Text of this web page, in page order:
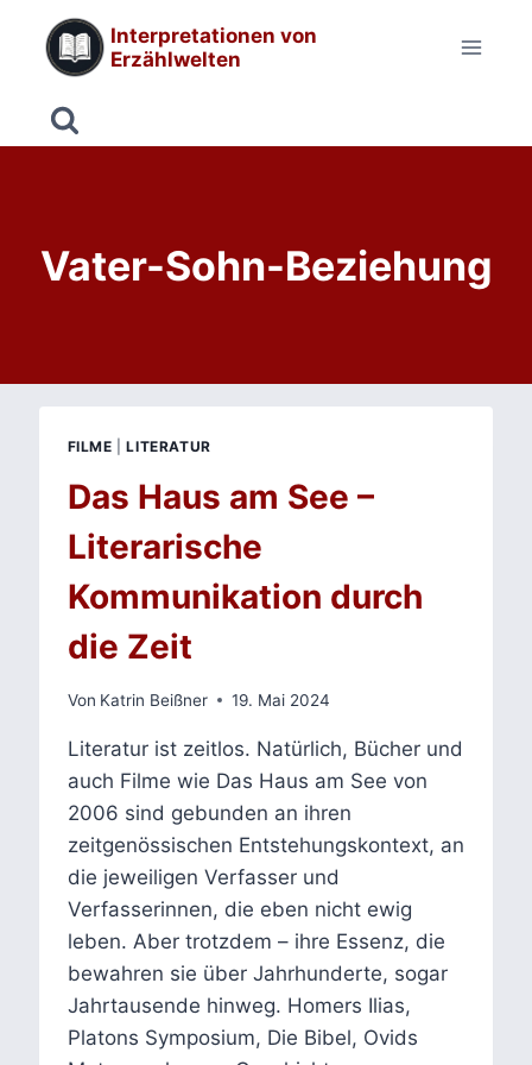
Inhalt
springen
Interpretationen von
Erzählwelten
Vater-Sohn-Beziehung
FILME |LITERATUR
Das Haus am See –
Literarische
Kommunikation durch
die Zeit
Von Katrin Beißner 19. Mai 2024
Literatur ist zeitlos. Natürlich, Bücher und
auch Filme wie Das Haus am See von
2006 sind gebunden an ihren
zeitgenössischen Entstehungskontext, an
die jeweiligen Verfasser und
Verfasserinnen, die eben nicht ewig
leben. Aber trotzdem – ihre Essenz, die
bewahren sie über Jahrhunderte, sogar
Jahrtausende hinweg. Homers Ilias,
Platons Symposium, Die Bibel, Ovids